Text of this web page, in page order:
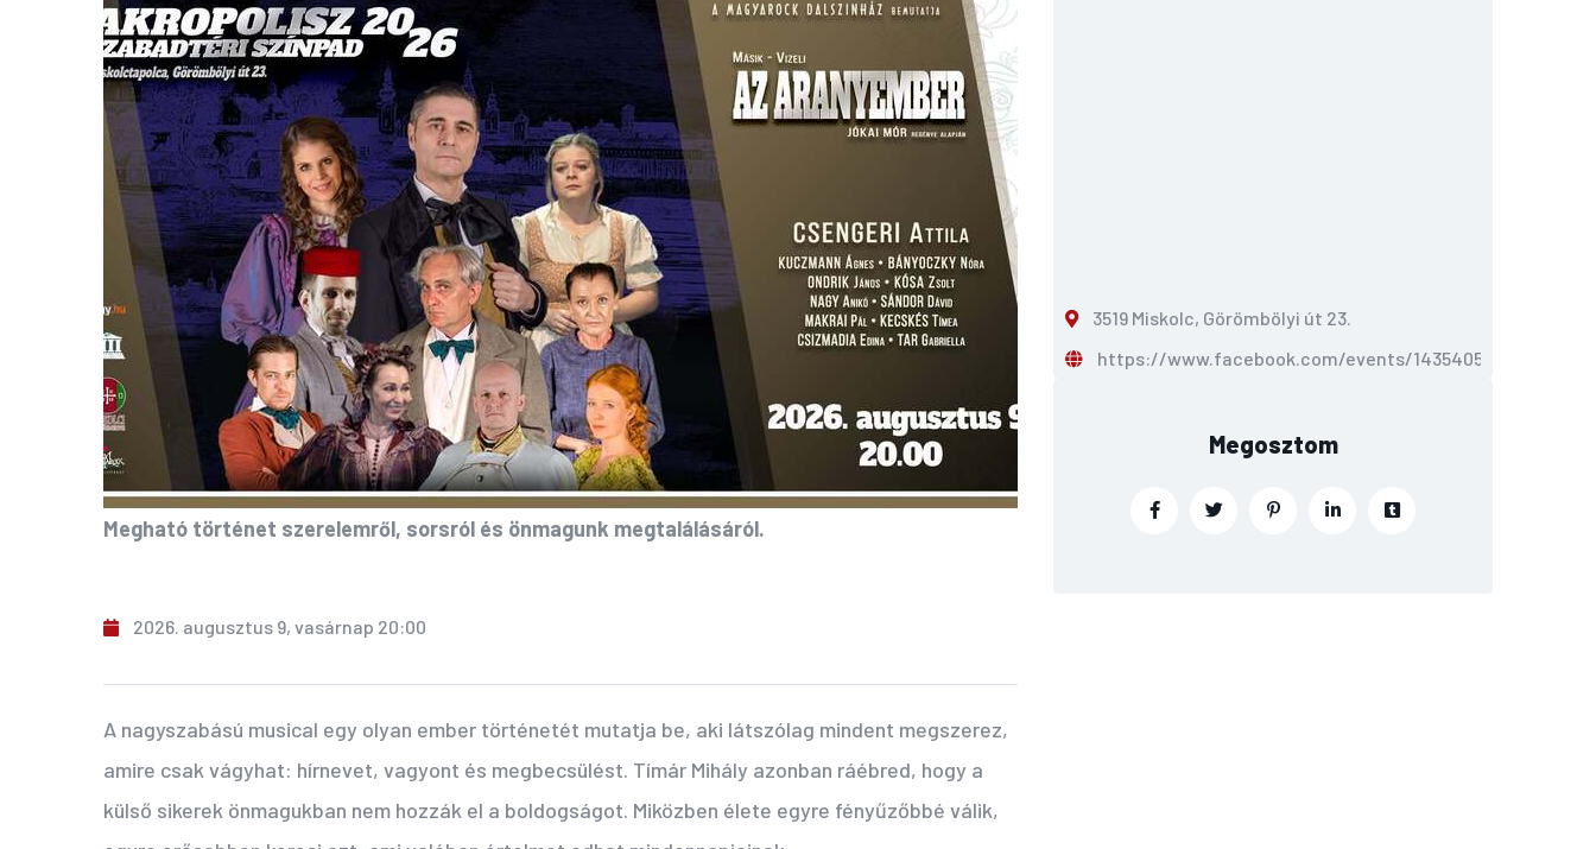
Megható történet szerelemről, sorsról és önmagunk megtalálásáról.
2026. augusztus 9, vasárnap 20:00
A nagyszabású musical egy olyan ember történetét mutatja be, aki látszólag mindent megszerez,
amire csak vágyhat: hírnevet, vagyont és megbecsülést. Tímár Mihály azonban ráébred, hogy a
külső sikerek önmagukban nem hozzák el a boldogságot. Miközben élete egyre fényűzőbbé válik,
3519 Miskolc, Görömbölyi út 23.
https://www.facebook.com/events/1435405195295811/
Megosztom